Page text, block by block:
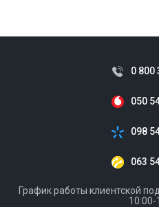
0 800
050
098
063
График работы клиентской
10:00-